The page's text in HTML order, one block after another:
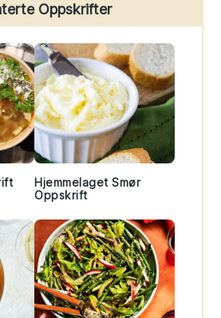
Oppskrifter
Hjemmelaget Smør
Oppskrift